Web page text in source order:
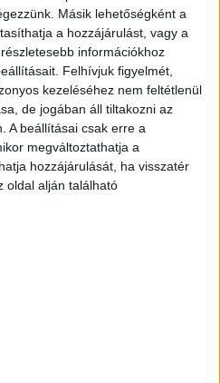
Másik lehetőségként a
a hozzájárulást, vagy a
információkhoz
Felhívjuk figyelmét,
kezeléséhez nem feltétlenül
de jogában áll tiltakozni az
A beállításai csak erre a
megváltoztathatja a
hozzájárulását, ha visszatér
oldal alján található